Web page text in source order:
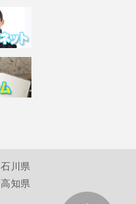
石川県
高知県